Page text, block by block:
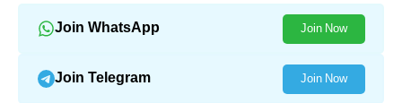
Join WhatsApp Join Now
Join Telegram Join Now